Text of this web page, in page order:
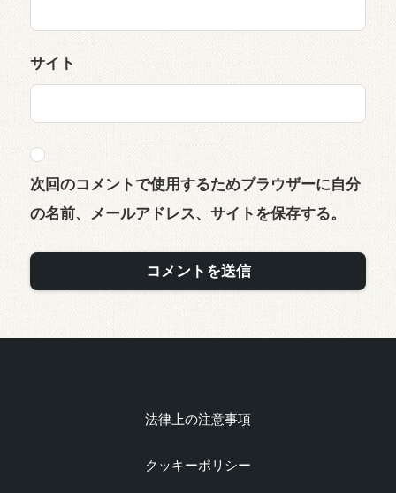
サイト
次回のコメントで使用するためブラウザーに自分
の名前、メールアドレス、サイトを保存する。
法律上の注意事項
クッキーポリシー